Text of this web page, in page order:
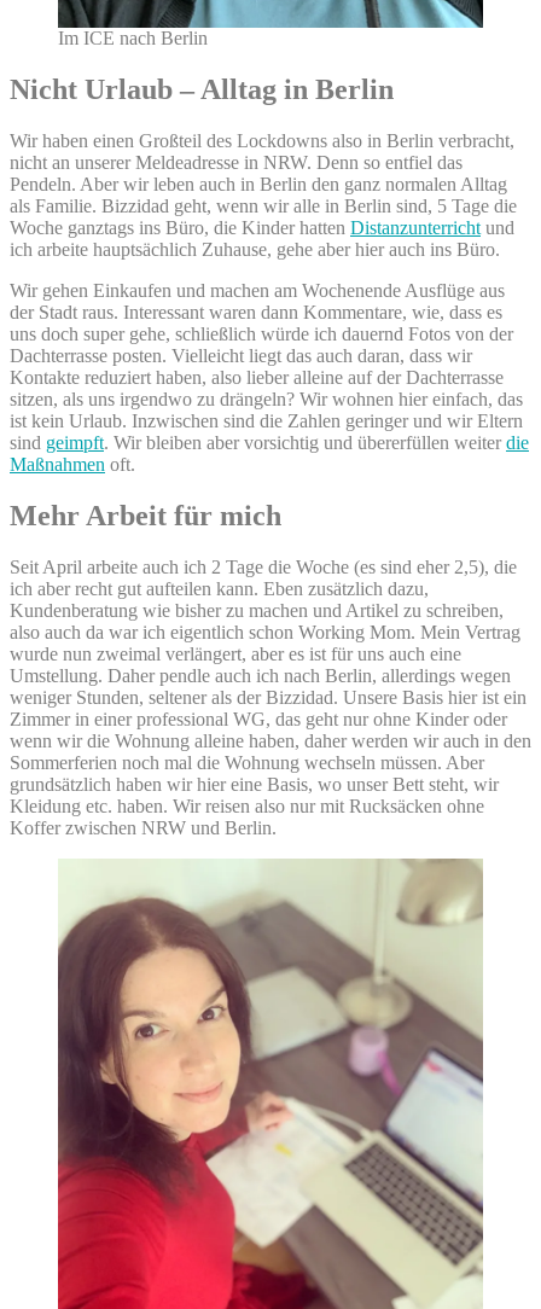
Im ICE nach Berlin
Nicht Urlaub – Alltag in Berlin
Wir haben einen Großteil des Lockdowns also in Berlin verbracht,
nicht an unserer Meldeadresse in NRW. Denn so entfiel das
Pendeln. Aber wir leben auch in Berlin den ganz normalen Alltag
als Familie. Bizzidad geht, wenn wir alle in Berlin sind, 5 Tage die
Woche ganztags ins Büro, die Kinder hatten Distanzunterricht und
ich arbeite hauptsächlich Zuhause, gehe aber hier auch ins Büro.
Wir gehen Einkaufen und machen am Wochenende Ausflüge aus
der Stadt raus. Interessant waren dann Kommentare, wie, dass es
uns doch super gehe, schließlich würde ich dauernd Fotos von der
Dachterrasse posten. Vielleicht liegt das auch daran, dass wir
Kontakte reduziert haben, also lieber alleine auf der Dachterrasse
sitzen, als uns irgendwo zu drängeln? Wir wohnen hier einfach, das
ist kein Urlaub. Inzwischen sind die Zahlen geringer und wir Eltern
sind geimpft. Wir bleiben aber vorsichtig und übererfüllen weiterdie
Maßnahmen oft.
Mehr Arbeit für mich
Seit April arbeite auch ich 2 Tage die Woche (es sind eher 2,5), die
ich aber recht gut aufteilen kann. Eben zusätzlich dazu,
Kundenberatung wie bisher zu machen und Artikel zu schreiben,
also auch da war ich eigentlich schon Working Mom. Mein Vertrag
wurde nun zweimal verlängert, aber es ist für uns auch eine
Umstellung. Daher pendle auch ich nach Berlin, allerdings wegen
weniger Stunden, seltener als der Bizzidad. Unsere Basis hier ist ein
Zimmer in einer professional WG, das geht nur ohne Kinder oder
wenn wir die Wohnung alleine haben, daher werden wir auch in den
Sommerferien noch mal die Wohnung wechseln müssen. Aber
grundsätzlich haben wir hier eine Basis, wo unser Bett steht, wir
Kleidung etc. haben. Wir reisen also nur mit Rucksäcken ohne
Koffer zwischen NRW und Berlin.